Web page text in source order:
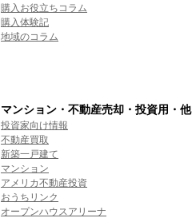
購入お役立ちコラム
購入体験記
地域のコラム
マンション・不動産売却・投資用・他
投資家向け情報
不動産買取
新築一戸建て
マンション
アメリカ不動産投資
おうちリンク
オープンハウスアリーナ